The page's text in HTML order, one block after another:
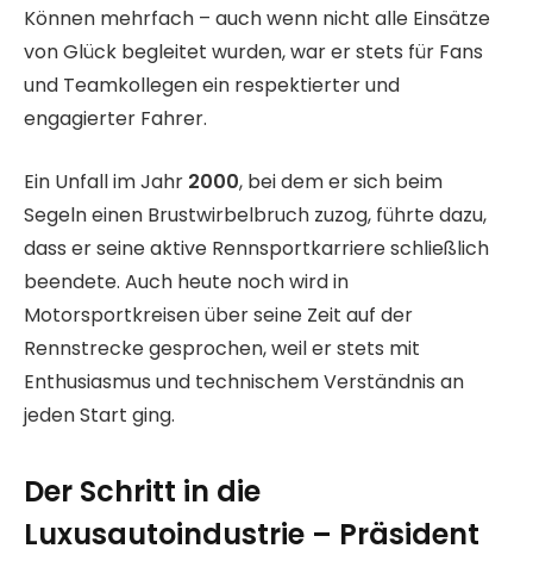
Können mehrfach – auch wenn nicht alle Einsätze
von Glück begleitet wurden, war er stets für Fans
und Teamkollegen ein respektierter und
engagierter Fahrer.
Ein Unfall im Jahr 2000, bei dem er sich beim
Segeln einen Brustwirbelbruch zuzog, führte dazu,
dass er seine aktive Rennsportkarriere schließlich
beendete. Auch heute noch wird in
Motorsportkreisen über seine Zeit auf der
Rennstrecke gesprochen, weil er stets mit
Enthusiasmus und technischem Verständnis an
jeden Start ging.
Der Schritt in die
Luxusautoindustrie – Präsident